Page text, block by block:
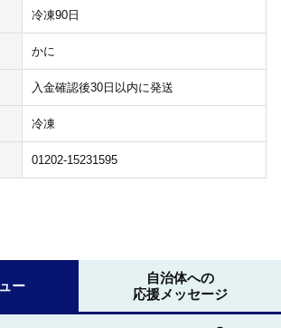
冷凍90日
かに
入金確認後30日以内に発送
冷凍
01202-15231595
ー
自治体への
応援メッセージ